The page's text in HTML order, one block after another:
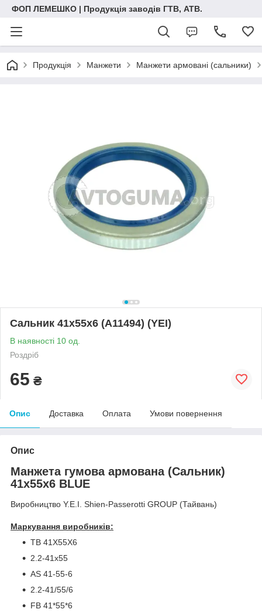
ФОП ЛЕМЕШКО | Продукція заводів ГТВ, АТВ.
Продукція Манжети Манжети армовані (сальники)
Сальник 41x55x6 (A11494) (YEI)
В наявності 10 од.
Роздріб
65 ₴
Опис Доставка Оплата Умови повернення
Опис
Манжета гумова армована (Сальник)
41x55x6 BLUE
Виробництво Y.E.I. Shien-Passerotti GROUP (Тайвань)
Маркування виробників:
TB 41X55X6
2.2-41x55
AS 41-55-6
2.2-41/55/6
FB 41*55*6